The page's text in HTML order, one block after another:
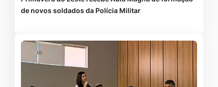
de novos soldados da Polícia Militar